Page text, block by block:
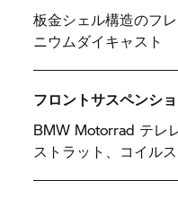
板金シェル構造のフ
ニウムダイキャスト
フロントサスペンシ
BMW Motorrad テレ
ストラット、コイル